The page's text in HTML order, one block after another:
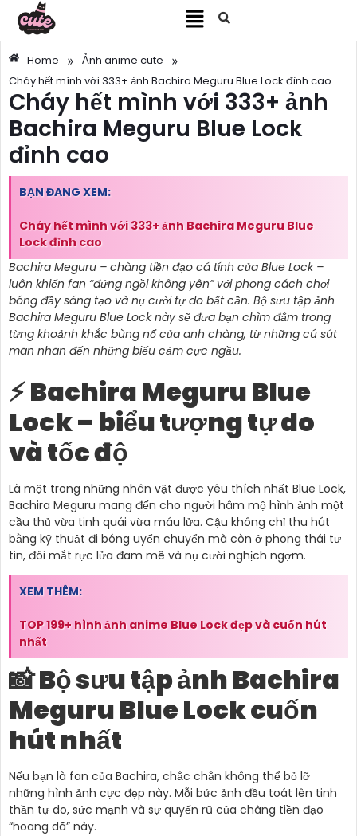
Home » Ảnh anime cute »
Cháy hết mình với 333+ ảnh Bachira Meguru Blue Lock đỉnh cao
Cháy hết mình với 333+ ảnh
Bachira Meguru Blue Lock
đỉnh cao
BẠN ĐANG XEM:
Cháy hết mình với 333+ ảnh Bachira Meguru Blue
Lock đỉnh cao
Bachira Meguru – chàng tiền đạo cá tính của Blue Lock –
luôn khiến fan “đứng ngồi không yên” với phong cách chơi
bóng đầy sáng tạo và nụ cười tự do bất cần. Bộ sưu tập ảnh
Bachira Meguru Blue Lock này sẽ đưa bạn chìm đắm trong
từng khoảnh khắc bùng nổ của anh chàng, từ những cú sút
mãn nhãn đến những biểu cảm cực ngầu.
⚡ Bachira Meguru Blue
Lock – biểu tượng tự do
và tốc độ
Là một trong những nhân vật được yêu thích nhất Blue Lock,
Bachira Meguru mang đến cho người hâm mộ hình ảnh một
cầu thủ vừa tinh quái vừa máu lửa. Cậu không chỉ thu hút
bằng kỹ thuật đi bóng uyển chuyển mà còn ở phong thái tự
tin, đôi mắt rực lửa đam mê và nụ cười nghịch ngợm.
XEM THÊM:
TOP 199+ hình ảnh anime Blue Lock đẹp và cuốn hút
nhất
📸 Bộ sưu tập ảnh Bachira
Meguru Blue Lock cuốn
hút nhất
Nếu bạn là fan của Bachira, chắc chắn không thể bỏ lỡ
những hình ảnh cực đẹp này. Mỗi bức ảnh đều toát lên tinh
thần tự do, sức mạnh và sự quyến rũ của chàng tiền đạo
“hoang dã” này.